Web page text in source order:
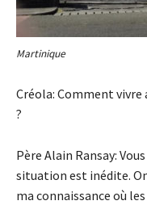
Martinique
Créola: Comment
?
Père Alain Ransay:
situation est inédite.
ma connaissance où